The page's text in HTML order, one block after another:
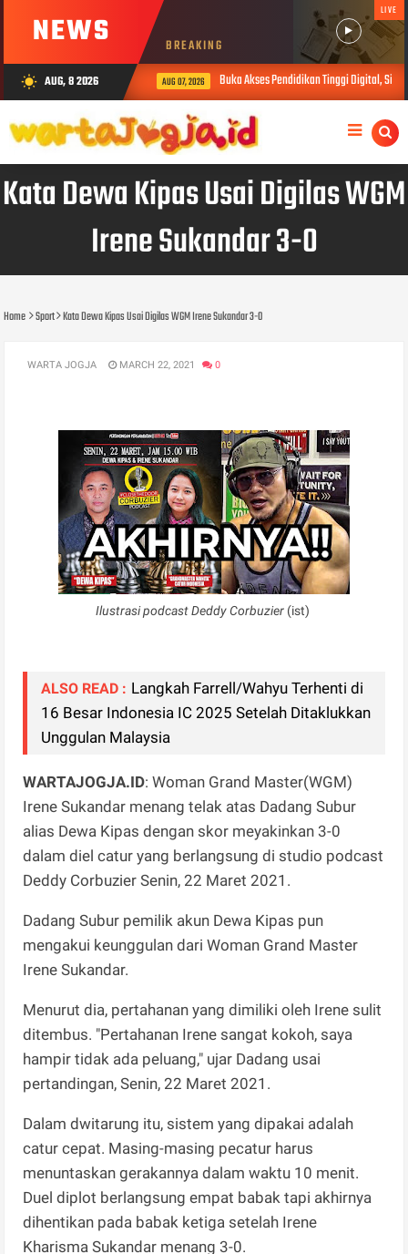
NEWS BREAKING
LIVE
wb_sunny AUG, 8 2026 AUG 07, 2026 Buka Akses Pendidikan Tinggi Digital,
Kata Dewa Kipas Usai Digilas WGM
Irene Sukandar 3-0
Home Sport Kata Dewa Kipas Usai Digilas WGM Irene Sukandar 3-0
WARTA JOGJA MARCH 22, 2021 0
Ilustrasi podcast Deddy Corbuzier (ist)
ALSO READ : Langkah Farrell/Wahyu Terhenti di
16 Besar Indonesia IC 2025 Setelah Ditaklukkan
Unggulan Malaysia
WARTAJOGJA.ID: Woman Grand Master(WGM)
Irene Sukandar menang telak atas Dadang Subur
alias Dewa Kipas dengan skor meyakinkan 3-0
dalam diel catur yang berlangsung di studio podcast
Deddy Corbuzier Senin, 22 Maret 2021.
Dadang Subur pemilik akun Dewa Kipas pun
mengakui keunggulan dari Woman Grand Master
Irene Sukandar.
Menurut dia, pertahanan yang dimiliki oleh Irene sulit
ditembus. "Pertahanan Irene sangat kokoh, saya
hampir tidak ada peluang," ujar Dadang usai
pertandingan, Senin, 22 Maret 2021.
Dalam dwitarung itu, sistem yang dipakai adalah
catur cepat. Masing-masing pecatur harus
menuntaskan gerakannya dalam waktu 10 menit.
Duel diplot berlangsung empat babak tapi akhirnya
dihentikan pada babak ketiga setelah Irene
Kharisma Sukandar menang 3-0.